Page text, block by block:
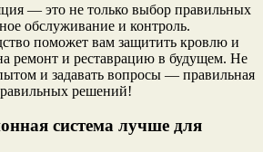
— это не только выбор правильных
обслуживание и контроль.
поможет вам защитить кровлю и
ремонт и реставрацию в будущем. Не
и задавать вопросы — правильная
решений!
система лучше для